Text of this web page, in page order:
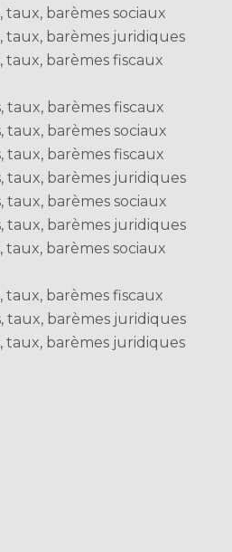
taux, barèmes sociaux
taux, barèmes juridiques
taux, barèmes fiscaux
taux, barèmes fiscaux
taux, barèmes sociaux
taux, barèmes fiscaux
taux, barèmes juridiques
taux, barèmes sociaux
taux, barèmes juridiques
taux, barèmes sociaux
taux, barèmes fiscaux
taux, barèmes juridiques
taux, barèmes juridiques